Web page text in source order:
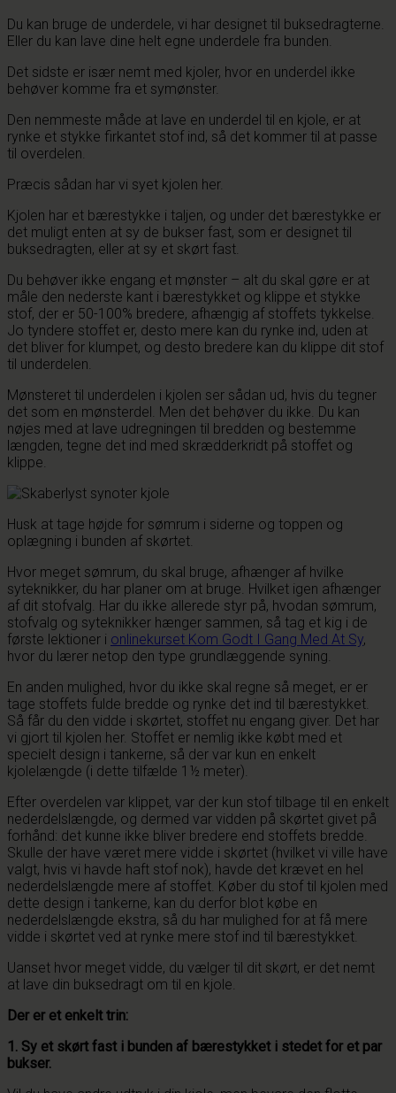
Du kan bruge de underdele, vi har designet til buksedragterne.
Eller du kan lave dine helt egne underdele fra bunden.
Det sidste er især nemt med kjoler, hvor en underdel ikke
behøver komme fra et symønster.
Den nemmeste måde at lave en underdel til en kjole, er at
rynke et stykke firkantet stof ind, så det kommer til at passe
til overdelen.
Præcis sådan har vi syet kjolen her.
Kjolen har et bærestykke i taljen, og under det bærestykke er
det muligt enten at sy de bukser fast, som er designet til
buksedragten, eller at sy et skørt fast.
Du behøver ikke engang et mønster – alt du skal gøre er at
måle den nederste kant i bærestykket og klippe et stykke
stof, der er 50-100% bredere, afhængig af stoffets tykkelse.
Jo tyndere stoffet er, desto mere kan du rynke ind, uden at
det bliver for klumpet, og desto bredere kan du klippe dit stof
til underdelen.
Mønsteret til underdelen i kjolen ser sådan ud, hvis du tegner
det som en mønsterdel. Men det behøver du ikke. Du kan
nøjes med at lave udregningen til bredden og bestemme
længden, tegne det ind med skrædderkridt på stoffet og
klippe.
Husk at tage højde for sømrum i siderne og toppen og
oplægning i bunden af skørtet.
Hvor meget sømrum, du skal bruge, afhænger af hvilke
syteknikker, du har planer om at bruge. Hvilket igen afhænger
af dit stofvalg. Har du ikke allerede styr på, hvodan sømrum,
stofvalg og syteknikker hænger sammen, så tag et kig i de
første lektioner i onlinekurset Kom Godt I Gang Med At Sy,
hvor du lærer netop den type grundlæggende syning.
En anden mulighed, hvor du ikke skal regne så meget, er er
tage stoffets fulde bredde og rynke det ind til bærestykket.
Så får du den vidde i skørtet, stoffet nu engang giver. Det har
vi gjort til kjolen her. Stoffet er nemlig ikke købt med et
specielt design i tankerne, så der var kun en enkelt
kjolelængde (i dette tilfælde 1½ meter).
Efter overdelen var klippet, var der kun stof tilbage til en enkelt
nederdelslængde, og dermed var vidden på skørtet givet på
forhånd: det kunne ikke bliver bredere end stoffets bredde.
Skulle der have været mere vidde i skørtet (hvilket vi ville have
valgt, hvis vi havde haft stof nok), havde det krævet en hel
nederdelslængde mere af stoffet. Køber du stof til kjolen med
dette design i tankerne, kan du derfor blot købe en
nederdelslængde ekstra, så du har mulighed for at få mere
vidde i skørtet ved at rynke mere stof ind til bærestykket.
Uanset hvor meget vidde, du vælger til dit skørt, er det nemt
at lave din buksedragt om til en kjole.
Der er et enkelt trin:
1. Sy et skørt fast i bunden af bærestykket i stedet for et par
bukser.